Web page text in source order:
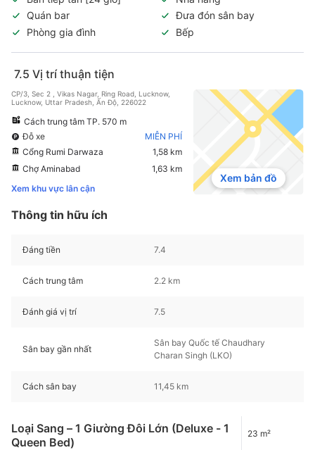
Quán bar
Đưa đón sân bay
Phòng gia đình
Bếp
7.5 Vị trí thuận tiện
CP/3, Sec 2 , Vikas Nagar, Ring Road, Lucknow,
Lucknow, Uttar Pradesh, Ấn Độ, 226022
Cách trung tâm TP. 570 m
Đỗ xe
MIỄN PHÍ
Cổng Rumi Darwaza
1,58 km
Chợ Aminabad
1,63 km
Xem khu vực lân cận
Xem bản đồ
Thông tin hữu ích
Đáng tiền 7.4
Cách trung tâm 2.2 km
Đánh giá vị trí 7.5
Sân bay gần nhất
Sân bay Quốc tế Chaudhary
Charan Singh (LKO)
Cách sân bay 11,45 km
Loại Sang – 1 Giường Đôi Lớn (Deluxe - 1
Queen Bed)
23 m²